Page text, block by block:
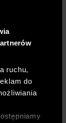
ruchu,
do